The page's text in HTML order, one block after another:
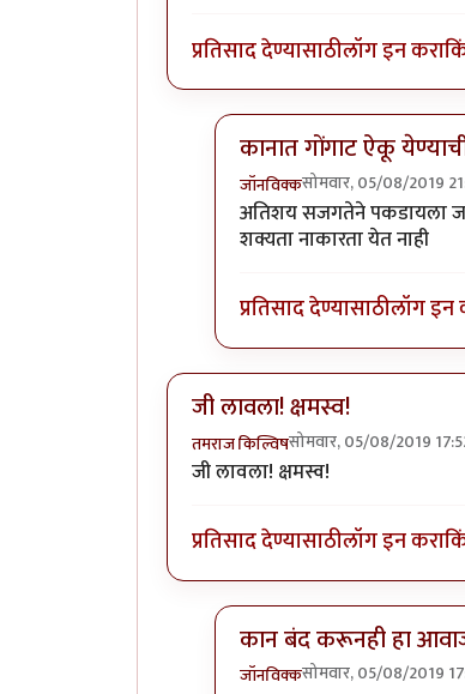
प्रतिसाद देण्यासाठीलॉग इन करा
कानात गोंगाट ऐकू
जॉनविक्कसोमवार, 05/08/2019
In reply toधन्यवाद जॉन
अतिशय सजगतेने पकडायला
शक्यता नाकारता येत नाही
प्रतिसाद देण्यासाठीलॉग इन
जी लावला! क्षमस्व!
तमराज किल्विषसोमवार, 05/08/2019
जी लावला! क्षमस्व!
प्रतिसाद देण्यासाठीलॉग इन करा
कान बंद करूनही हा
जॉनविक्कसोमवार, 05/08/2019